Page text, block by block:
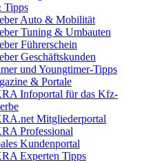
Tipps
Auto & Mobilität
Tuning & Umbauten
Führerschein
Geschäftskunden
und Youngtimer-Tipps
& Portale
Infoportal für das Kfz-
Mitgliederportal
Professional
Kundenportal
Experten Tipps